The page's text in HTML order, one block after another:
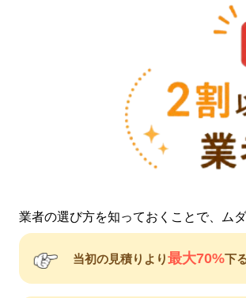
業者の選び方を知っておくことで、ム
当初の見積りより最大70%下